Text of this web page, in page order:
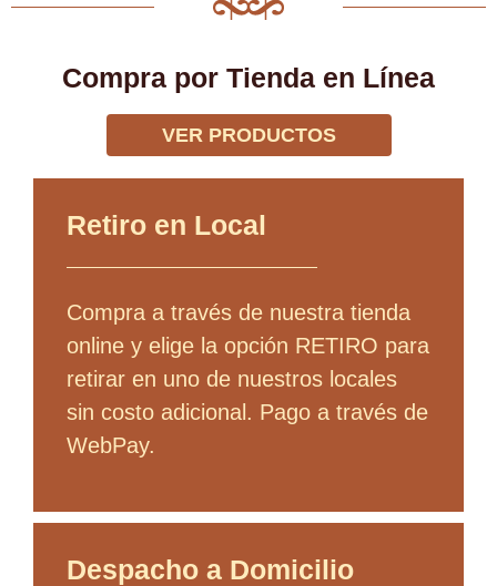
Compra por Tienda en Línea
VER PRODUCTOS
Retiro en Local
Compra a través de nuestra tienda
online y elige la opción RETIRO para
retirar en uno de nuestros locales
sin costo adicional. Pago a través de
WebPay.
Despacho a Domicilio